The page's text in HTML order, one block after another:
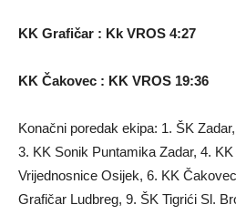
KK Grafičar : Kk VROS 4:27
KK Čakovec : KK VROS 19:36
Konačni poredak ekipa: 1. ŠK
3. KK Sonik Puntamika Zadar, 4.
Vrijednosnice Osijek, 6. KK
Grafičar Ludbreg, 9. ŠK Tigrići Sl.